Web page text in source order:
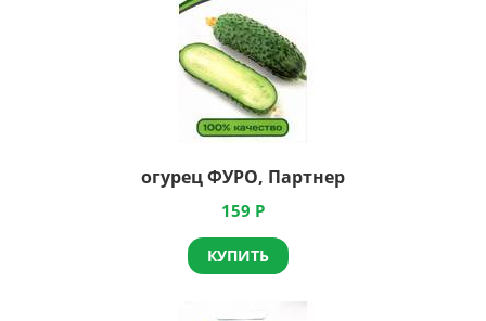
огурец ФУРО, Партнер
159 Р
КУПИТЬ